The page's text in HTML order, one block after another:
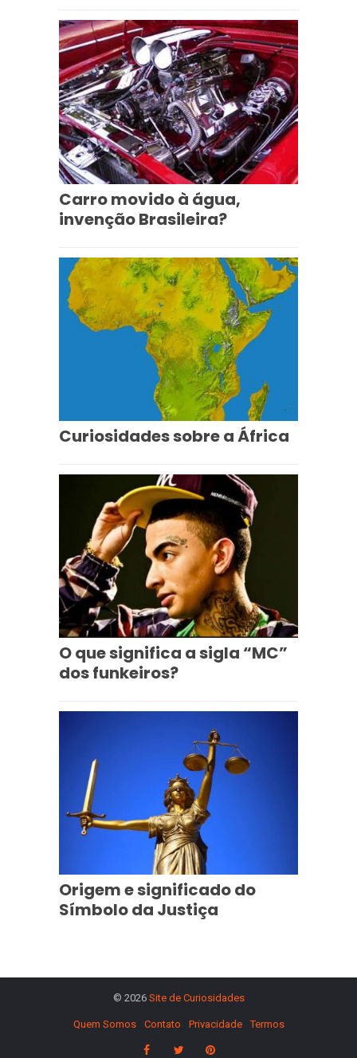
Carro movido à água,
invenção Brasileira?
Curiosidades sobre a África
O que significa a sigla “MC”
dos funkeiros?
Origem e significado do
Símbolo da Justiça
© 2026 Site de Curiosidades
Quem Somos Contato Privacidade Termos